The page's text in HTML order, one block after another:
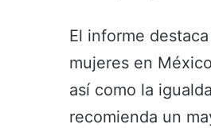
El informe
mujeres en
así como la
recomienda un